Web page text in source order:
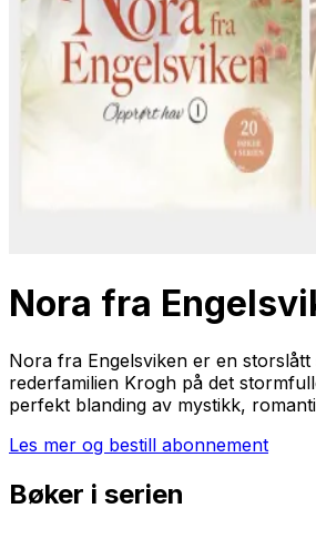
Nora fra
Nora fra Engelsviken er en storslått
rederfamilien Krogh på det
perfekt blanding av mystikk,
Les mer og bestill abonnement
Bøker i serien